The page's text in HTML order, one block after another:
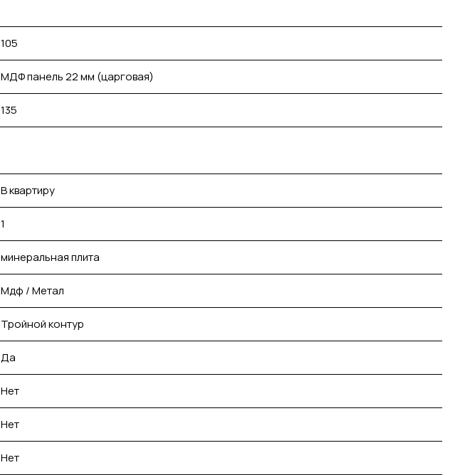
105
МДФ панель 22 мм (царговая)
135
В квартиру
1
минеральная плита
Мдф / Метал
Тройной контур
Да
Нет
Нет
Нет